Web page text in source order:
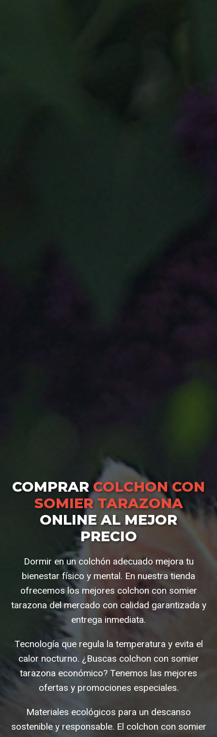
COMPRARCOLCHON CON
SOMIER TARAZONA
ONLINE AL MEJOR
PRECIO
Dormir en un colchón adecuado mejora tu
bienestar físico y mental. En nuestra tienda
ofrecemos los mejores colchon con somier
tarazona del mercado con calidad garantizada y
entrega inmediata.
Tecnología que regula la temperatura y evita el
calor nocturno. ¿Buscas colchon con somier
tarazona económico? Tenemos las mejores
ofertas y promociones especiales.
Materiales ecológicos para un descanso
sostenible y responsable. El colchon con somier